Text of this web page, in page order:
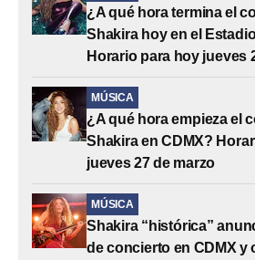
¿A qué hora termina el
Shakira hoy en el
Horario para hoy jueves
MÚSICA
¿A qué hora empieza el
Shakira en CDMX?
jueves 27 de marzo
MÚSICA
Shakira “histórica”
de concierto en CDMX y